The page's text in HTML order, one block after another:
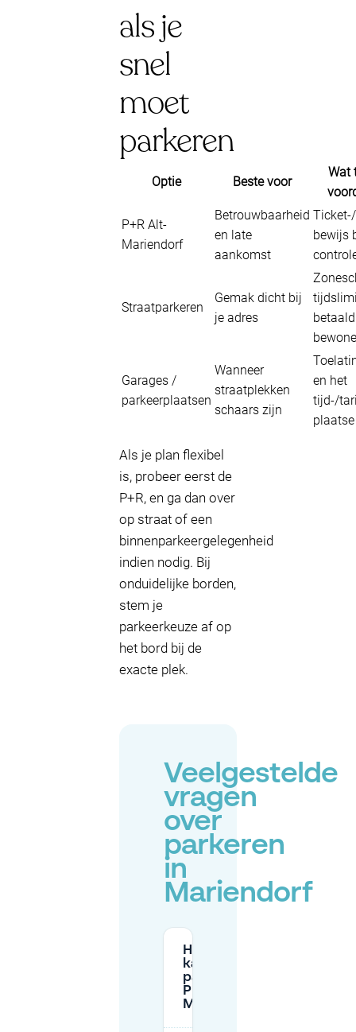
als je
snel
moet
parkeren
Optie Beste voor
Wat
P+R Alt-
Mariendorf
Betrouwbaarheid
en late
aankomst
bewijs
Straatparkeren
Gemak dicht bij
je adres
Garages /
parkeerplaatsen
Wanneer
straatplekken
schaars zijn
en het
tijd-/
plaatse
Als je plan flexibel
is, probeer eerst de
P+R, en ga dan over
op straat of een
binnenparkeergelegenheid
indien nodig. Bij
onduidelijke borden,
stem je
parkeerkeuze af op
het bord bij de
exacte plek.
Veelgestelde
vragen
over
parkeren
in
Mariendorf
Hoe lang
kan ik
parkeren bij
P+R Alt-
Mariendorf?